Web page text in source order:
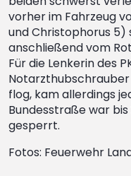
vorher im Fahrzeug
und Christophorus 5)
anschließend vom
Für die Lenkerin des
flog, kam allerdings
Bundesstraße war
gesperrt.
Fotos: Feuerwehr